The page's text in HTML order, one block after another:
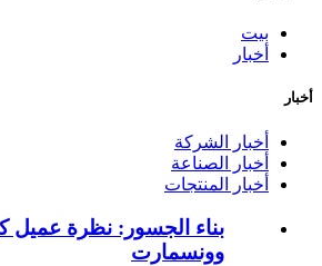
بيت
أخبار
أخبار
أخبار الشركة
أخبار الصناعة
أخبار المنتجات
بناء الجسور: نظرة عميل
وونسمارت